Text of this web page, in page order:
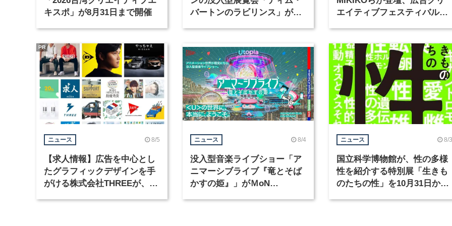
キスポ」が8月31日まで開催
バートンのラビリンス」が東
エイティブフェスティバル
ニュース 8/5
【求人情報】広告を中心とし
たグラフィックデザインを手
がける株式会社THREEが、グ
PR
ニュース 8/4
没入型音楽ライブショー「ア
ニマーシブライブ『竜とそば
かすの姫』」がＭoN
ニュース 8/3
国立科学博物館が、性の多様
性を紹介する特別展「生きも
のたちの性」を10月31日から